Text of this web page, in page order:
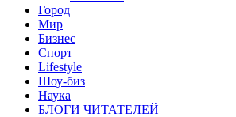
Город
Мир
Бизнес
Спорт
Lifestyle
Шоу-биз
Наука
БЛОГИ ЧИТАТЕЛЕЙ